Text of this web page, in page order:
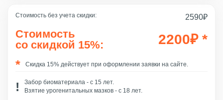
Стоимость без учета скидки: 2590₽
Стоимость
со скидкой 15%:
2200₽ *
Скидка 15% действует при оформлении заявки на сайте.
Забор биоматериала - c 15 лет.
Взятие урогенитальных мазков - с 18 лет.